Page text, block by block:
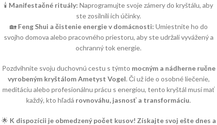
🕯 Manifestačné rituály: Naprogramujte svoje zámery do kryštálu, aby
ste zosilnili ich účinky.
🏡 Feng Shui a čistenie energie v domácnosti: Umiestnite ho do
svojho domova alebo pracovného priestoru, aby ste udržali vyvážený a
ochranný tok energie.
Pozdvihnite svoju duchovnú cestu s týmto mocným a nádherne ručne
vyrobeným kryštálom Ametyst Vogel. Či už ide o osobné liečenie,
meditáciu alebo profesionálnu prácu s energiou, tento kryštál musí mať
každý, kto hľadá rovnováhu, jasnosť a transformáciu.
🌟 K dispozícii je obmedzený počet kusov! Získajte svoj ešte dnes a